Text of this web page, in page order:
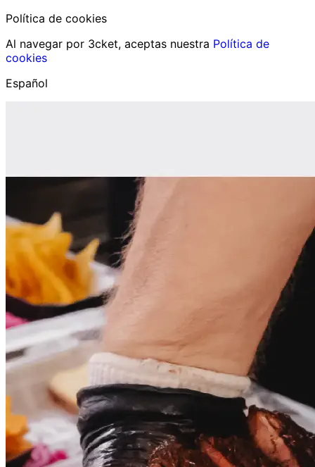
Política de cookies
Al navegar por 3cket, aceptas nuestra Política de
cookies
Español